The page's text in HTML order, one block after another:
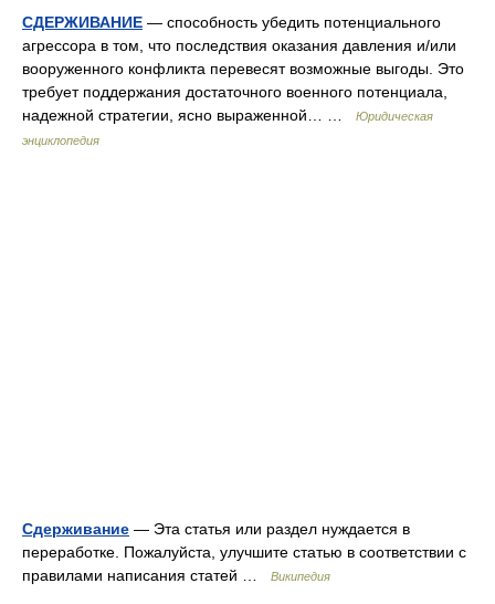
СДЕРЖИВАНИЕ — способность убедить потенциального
агрессора в том, что последствия оказания давления и/или
вооруженного конфликта перевесят возможные выгоды. Это
требует поддержания достаточного военного потенциала,
надежной стратегии, ясно выраженной… …
Юридическая
энциклопедия
Сдерживание — Эта статья или раздел нуждается в
переработке. Пожалуйста, улучшите статью в соответствии с
правилами написания статей …
Википедия